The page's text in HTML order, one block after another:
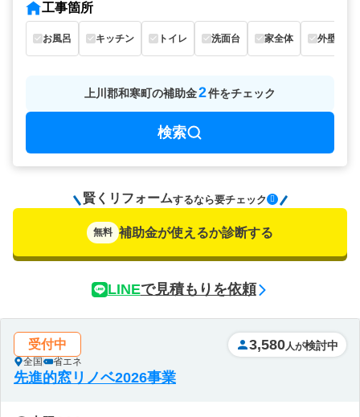
工事箇所
お風呂 キッチン トイレ 洗面台 家全体 外壁
上川郡和寒町の補助金2件をチェック
検索
賢くリフォームするなら要チェック
無料 補助金が使えるか診断する
LINEで見積もりを依頼
受付中
全国 省エネ
3,580 人が検討中
先進的窓リノベ2026事業